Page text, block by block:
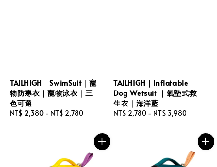
TAILHIGH｜SwimSuit｜寵
物防寒衣｜寵物泳衣｜三
色可選
Regular
NT$ 2,380 - NT$ 2,780
TAILHIGH｜Inflatable
Dog Wetsuit ｜氣墊式救
生衣｜海洋藍
Regular
NT$ 2,780 - NT$ 3,980